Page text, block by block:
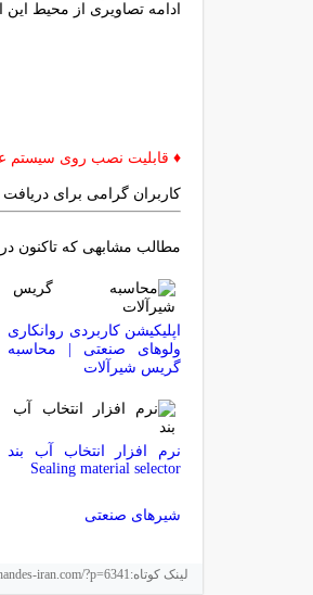
ادامه تصاویری از محیط این
♦ قابلیت نصب روی سیستم
کاربران گرامی برای دریافت
مطالب مشابهی که تاکنون
اپلیکیشن کاربردی روانکاری
ولوهای صنعتی | محاسبه
گریس شیرآلات
نرم افزار انتخاب آب بند
Sealing material selector
شیرهای صنعتی
لینک کوتاه:http://mohandes-iran.com/?p=6341